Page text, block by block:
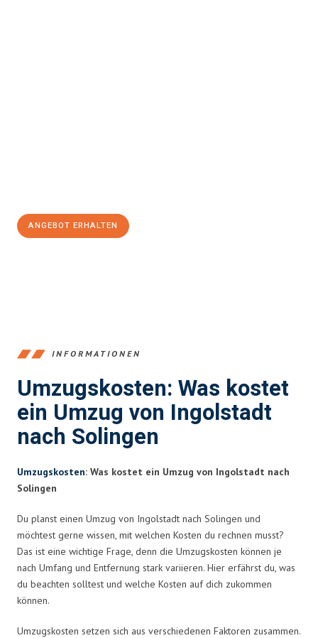
ANGEBOT ERHALTEN
INFORMATIONEN
Umzugskosten: Was kostet
ein Umzug von Ingolstadt
nach Solingen
Umzugskosten: Was kostet ein Umzug von Ingolstadt nach
Solingen
Du planst einen Umzug von Ingolstadt nach Solingen und
möchtest gerne wissen, mit welchen Kosten du rechnen musst?
Das ist eine wichtige Frage, denn die Umzugskosten können je
nach Umfang und Entfernung stark variieren. Hier erfährst du, was
du beachten solltest und welche Kosten auf dich zukommen
können.
Umzugskosten setzen sich aus verschiedenen Faktoren zusammen.